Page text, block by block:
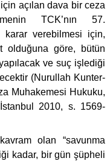
açılan dava bir ceza
TCK’nın 57.
karar verebilmesi için,
olduğuna göre, bütün
ve suç işlediği
(Nurullah Kunter-
Muhakemesi Hukuku,
2010, s. 1569-
olan “savunma
kadar, bir gün şüpheli